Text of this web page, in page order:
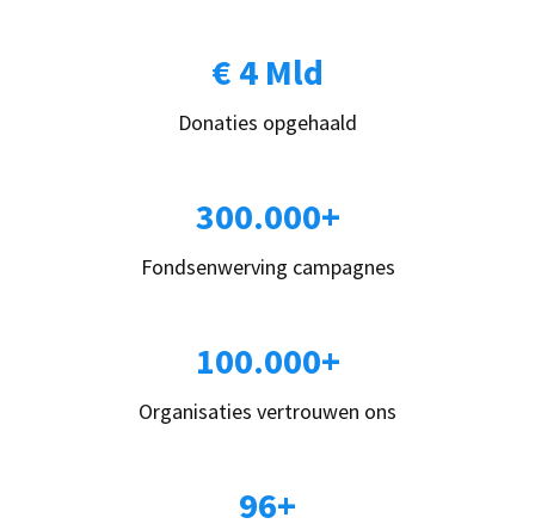
€ 4 Mld
Donaties opgehaald
300.000+
Fondsenwerving campagnes
100.000+
Organisaties vertrouwen ons
96+